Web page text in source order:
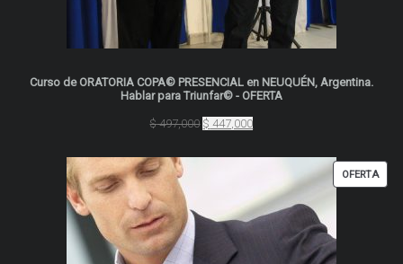
Curso de ORATORIA COPA© PRESENCIAL en NEUQUÉN, Argentina.
Hablar para Triunfar© - OFERTA
$497,000 El
original
$ 447,000El
actual
$ 447,000.
OFERTA